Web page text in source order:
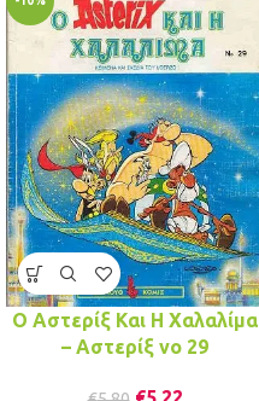
Ο Αστερίξ Και Η Χαλαλίμα
– Αστερίξ νo 29